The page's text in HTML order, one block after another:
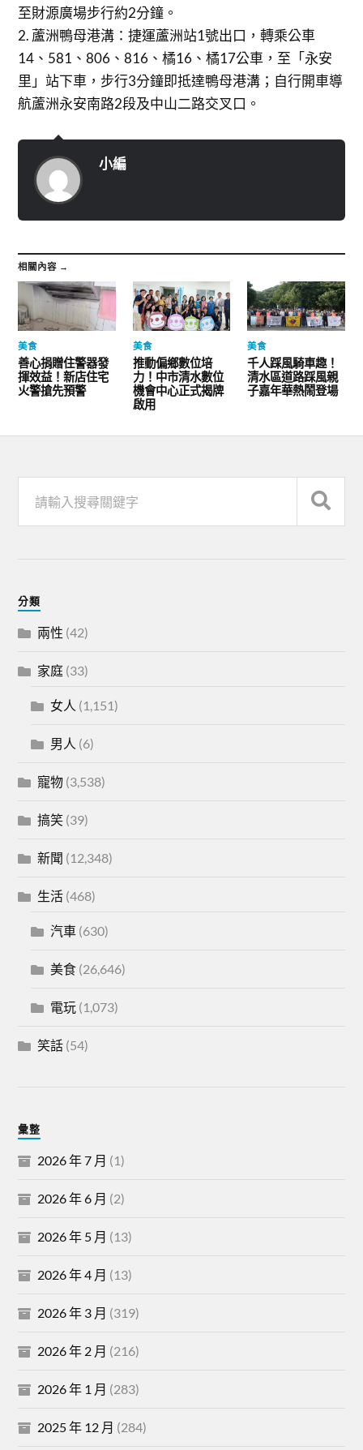
至財源廣場步行約2分鐘。
2. 蘆洲鴨母港溝：捷運蘆洲站1號出口，轉乘公車
14、581、806、816、橘16、橘17公車，至「永安
里」站下車，步行3分鐘即抵達鴨母港溝；自行開車導
航蘆洲永安南路2段及中山二路交叉口。
小編
相關內容 →
美食
善心捐贈住警器發
揮效益！新店住宅
火警搶先預警
美食
推動偏鄉數位培
力！中市清水數位
機會中心正式揭牌
啟用
美食
千人踩風騎車趣！
清水區道路踩風親
子嘉年華熱鬧登場
分類
兩性 (42)
家庭 (33)
女人 (1,151)
男人 (6)
寵物 (3,538)
搞笑 (39)
新聞 (12,348)
生活 (468)
汽車 (630)
美食 (26,646)
電玩 (1,073)
笑話 (54)
彙整
2026 年 7 月 (1)
2026 年 6 月 (2)
2026 年 5 月 (13)
2026 年 4 月 (13)
2026 年 3 月 (319)
2026 年 2 月 (216)
2026 年 1 月 (283)
2025 年 12 月 (284)